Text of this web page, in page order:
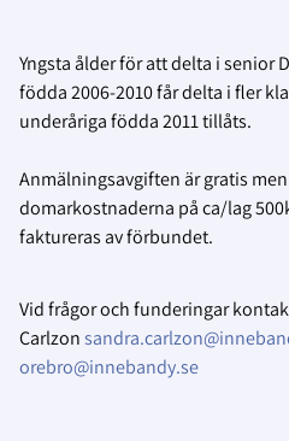
Yngsta ålder för att delta i senior
födda 2006-2010 får delta i fler
underåriga födda 2011 tillåts.
Anmälningsavgiften är gratis
domarkostnaderna på ca/lag
faktureras av förbundet.
Vid frågor och funderingar
Carlzon
orebro@innebandy.se